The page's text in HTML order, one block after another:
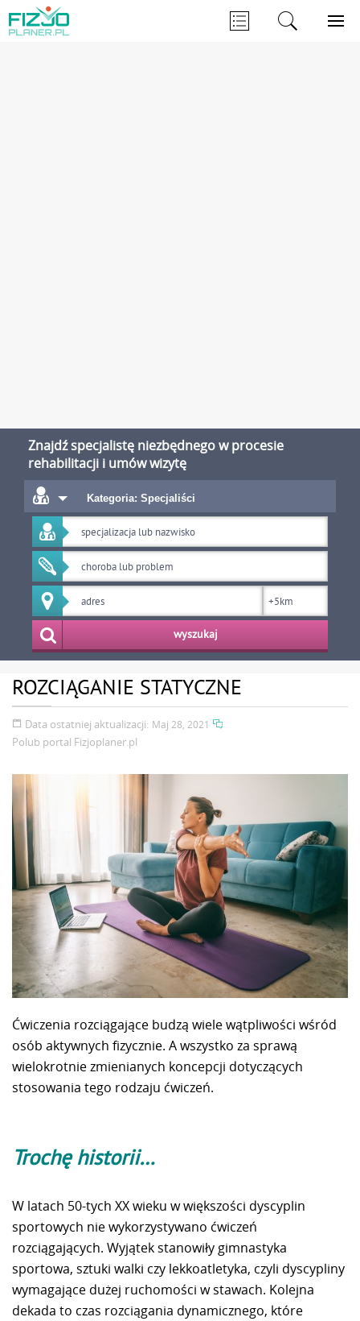
Znajdź specjalistę niezbędnego w procesie
rehabilitacji i umów wizytę
Kategoria: Specjaliści
wyszukaj
ROZCIĄGANIE STATYCZNE
Data ostatniej aktualizacji: Maj 28, 2021
Polub portal Fizjoplaner.pl
Ćwiczenia rozciągające budzą wiele wątpliwości wśród
osób aktywnych fizycznie. A wszystko za sprawą
wielokrotnie zmienianych koncepcji dotyczących
stosowania tego rodzaju ćwiczeń.
Trochę historii…
W latach 50-tych XX wieku w większości dyscyplin
sportowych nie wykorzystywano ćwiczeń
rozciągających. Wyjątek stanowiły gimnastyka
sportowa, sztuki walki czy lekkoatletyka, czyli dyscypliny
wymagające dużej ruchomości w stawach. Kolejna
dekada to czas rozciągania dynamicznego, które